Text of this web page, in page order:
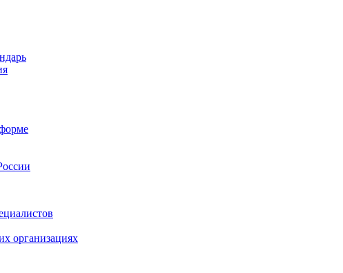
организациях